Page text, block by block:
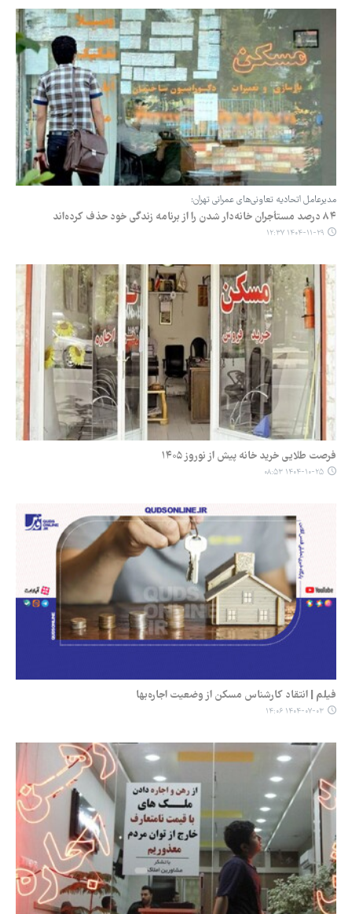
مدیرعامل اتحادیه تعاونی‌های عمرانی تهران:
۸۴ درصد مستأجران خانه‌دار شدن را از برنامه زندگی خود حذف کرده‌اند
۱۴۰۴-۱۱-۲۹ ۱۲:۳۷
فرصت طلایی خرید خانه پیش از نوروز ۱۴۰۵
۱۴۰۴-۱۰-۲۵ ۰۸:۵۳
فیلم | انتقاد کارشناس مسکن از وضعیت اجاره‌بها
۱۴۰۴-۰۷-۰۳ ۱۴:۰۶